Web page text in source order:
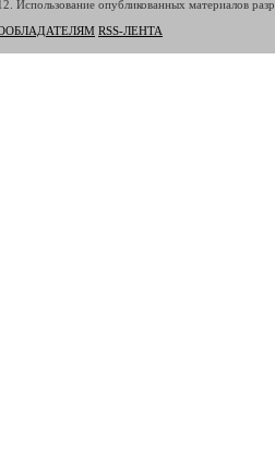
Использование опубликованных материалов
RSS-ЛЕНТА